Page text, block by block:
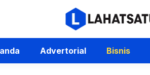
Advertorial Bisnis